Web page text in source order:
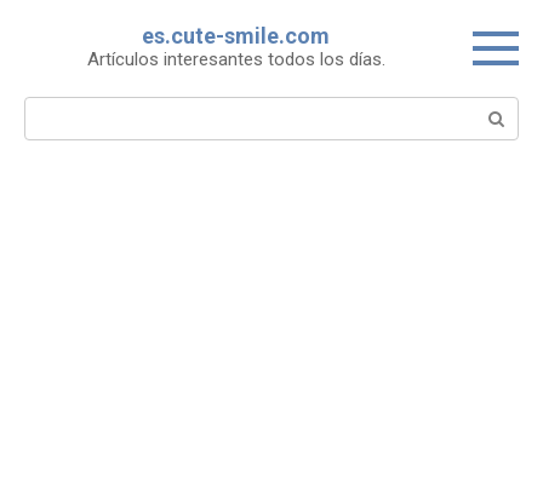
es.cute-smile.com
Artículos interesantes todos los días.
Search: